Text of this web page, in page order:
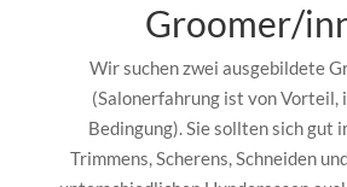
Groomer/
Wir suchen zwei ausgebildete
(Salonerfahrung ist von Vorteil,
Bedingung). Sie sollten sich gut
Trimmens, Scherens, Schneiden